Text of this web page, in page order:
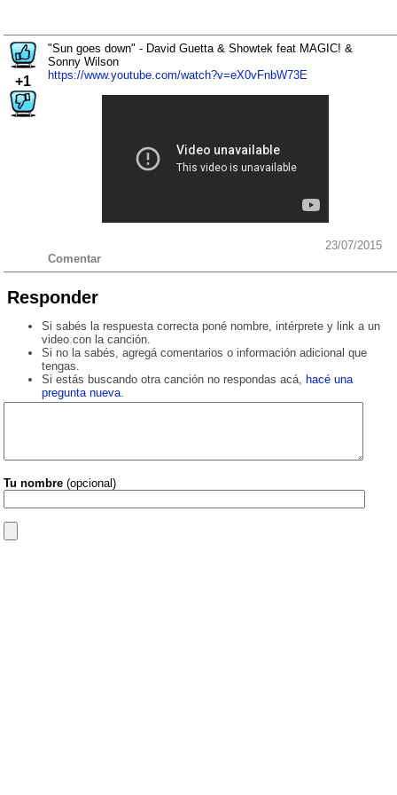
+1
"Sun goes down" - David Guetta & Showtek feat MAGIC! &
Sonny Wilson
https://www.youtube.com/watch?v=eX0vFnbW73E
23/07/2015
Comentar
Responder
Si sabés la respuesta correcta poné nombre, intérprete y link a un
video con la canción.
Si no la sabés, agregá comentarios o información adicional que
tengas.
Si estás buscando otra canción no respondas acá, hacé una
pregunta nueva.
Tu nombre (opcional)